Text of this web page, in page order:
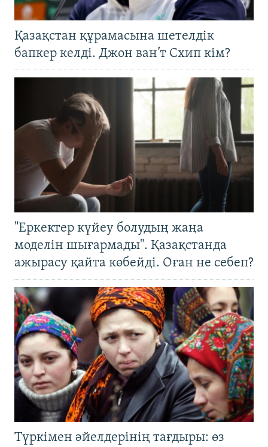
Қазақстан құрамасына шетелдік
бапкер келді. Джон ван’т Схип кім?
"Еркектер күйеу болудың жаңа
моделін шығармады". Қазақстанда
ажырасу қайта көбейді. Оған не себеп?
Түркімен әйелдерінің тағдыры: өз